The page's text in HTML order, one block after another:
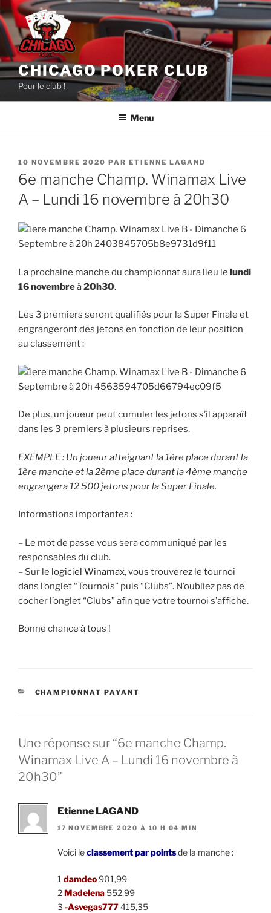
Aller
au
contenu
principal
CHICAGO POKER CLUB
Pour le club !
Menu
PUBLIÉ
LE
10 NOVEMBRE 2020 PAR ETIENNE LAGAND
6e manche Champ. Winamax Live
A – Lundi 16 novembre à 20h30
La prochaine manche du championnat aura lieu le lundi
16 novembreà20h30.
Les 3 premiers seront qualifiés pour la Super Finale et
engrangeront des jetons en fonction de leur position
au classement :
De plus, un joueur peut cumuler les jetons s’il apparaît
dans les 3 premiers à plusieurs reprises.
EXEMPLE : Un joueur atteignant la 1ère place durant la
1ère manche et la 2ème place durant la 4ème manche
engrangera 12 500 jetons pour la Super Finale.
Informations importantes :
– Le mot de passe vous sera communiqué par les
responsables du club.
– Sur le logiciel Winamax, vous trouverez le tournoi
dans l’onglet “Tournois” puis “Clubs”. N’oubliez pas de
cocher l’onglet “Clubs” afin que votre tournoi s’affiche.
Bonne chance à tous !
CATÉGORIES
CHAMPIONNAT PAYANT
Une réponse sur “6e manche Champ.
Winamax Live A – Lundi 16 novembre à
20h30”
Etienne LAGAND
17 NOVEMBRE 2020 À 10 H 04 MIN
Voici leclassement par pointsde la manche :
1 damdeo901,99
2Madelena 552,99
3 -Asvegas777415,35